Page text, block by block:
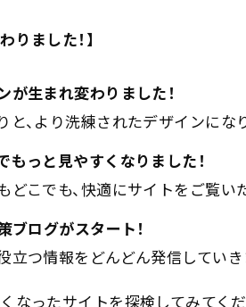
りました！】
が生まれ変わりました！
と、より洗練されたデザインにな
もっと見やすくなりました！
どこでも、快適にサイトをご覧い
ブログがスタート！
立つ情報をどんどん発信していき
なったサイトを探検してみてくだ